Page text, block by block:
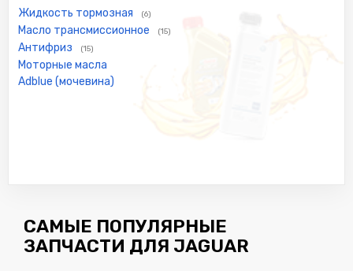
Жидкость тормозная (6)
Масло трансмиссионное (15)
Антифриз (15)
Моторные масла
Adblue (мочевина)
САМЫЕ ПОПУЛЯРНЫЕ
ЗАПЧАСТИ ДЛЯ JAGUAR